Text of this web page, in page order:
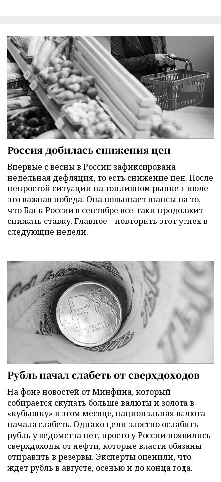
Россия добилась снижения цен
Впервые с весны в России зафиксирована
недельная дефляция, то есть снижение цен. После
непростой ситуации на топливном рынке в июле
это важная победа. Она повышает шансы на то,
что Банк России в сентябре все-таки продолжит
снижать ставку. Главное – повторить этот успех в
следующие недели.
Рубль начал слабеть от сверхдоходов
На фоне новостей от Минфина, который
собирается скупать больше валюты и золота в
«кубышку» в этом месяце, национальная валюта
начала слабеть. Однако цели злостно ослабить
рубль у ведомства нет, просто у России появились
сверхдоходы от нефти, которые власти обязаны
отправить в резервы. Эксперты оценили, что
ждет рубль в августе, осенью и до конца года.